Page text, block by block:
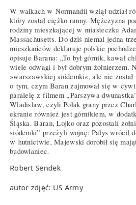
W walkach w Normandii wziął udział
który został ciężko ranny. Mężczyzna
rodziny mieszkającej w miasteczku
Massachusetts. Do dziś niemal jedna
mieszkańców deklaruje polskie
opisuje Barana: „To był górnik, kawał
wiele odwagi i był dobrym żołnierzem.
»warszawskiej siódemki«, ale nie
o tym, czym Baran zajmował się w
paralelę z filmem „Parszywa
Wladislaw, czyli Polak grany przez
ekranie również jest górnikiem, w
Śląska. Baran, Lojko oraz pozostali
siódemki” przeżyli wojnę: Palys wrócił
w hutnictwie, Majewski dorobił się
budowlaniec.
Robert Sendek
autor zdjęć: US Army